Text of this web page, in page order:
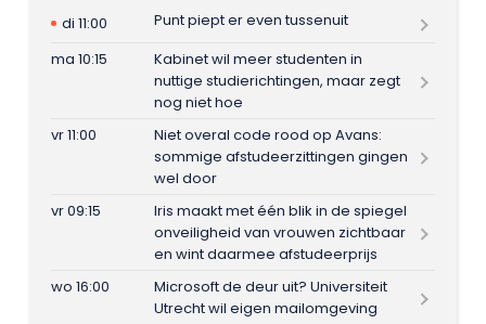
di 11:00
Punt piept er even tussenuit
ma 10:15
Kabinet wil meer studenten in
nuttige studierichtingen, maar zegt
nog niet hoe
vr 11:00
Niet overal code rood op Avans:
sommige afstudeerzittingen gingen
wel door
vr 09:15
Iris maakt met één blik in de spiegel
onveiligheid van vrouwen zichtbaar
en wint daarmee afstudeerprijs
wo 16:00
Microsoft de deur uit? Universiteit
Utrecht wil eigen mailomgeving